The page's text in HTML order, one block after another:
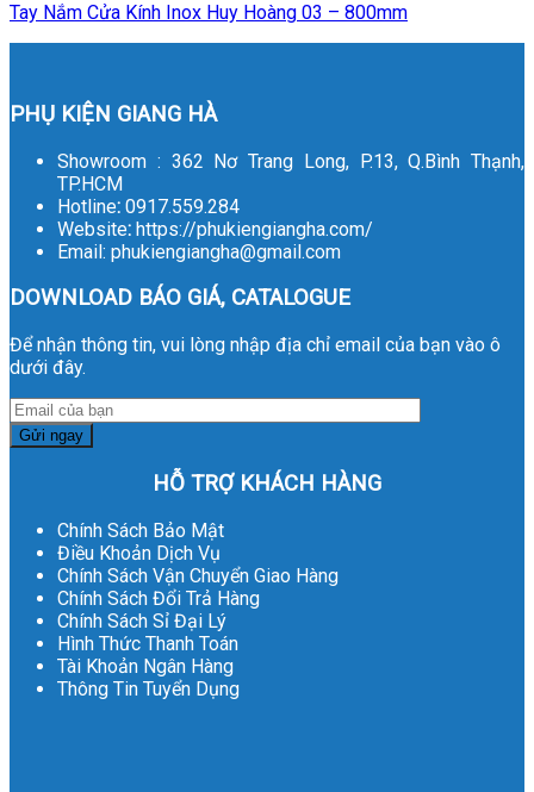
Tay Nắm Cửa Kính Inox Huy Hoàng 03 – 800mm
PHỤ KIỆN GIANG HÀ
Showroom : 362 Nơ Trang Long, P.13, Q.Bình Thạnh,
TP.HCM
Hotline: 0917.559.284
Website: https://phukiengiangha.com/
Email: phukiengiangha@gmail.com
DOWNLOAD BÁO GIÁ, CATALOGUE
Để nhận thông tin, vui lòng nhập địa chỉ email của bạn vào ô
dưới đây.
HỖ TRỢ KHÁCH HÀNG
Chính Sách Bảo Mật
Điều Khoản Dịch Vụ
Chính Sách Vận Chuyển Giao Hàng
Chính Sách Đổi Trả Hàng
Chính Sách Sỉ Đại Lý
Hình Thức Thanh Toán
Tài Khoản Ngân Hàng
Thông Tin Tuyển Dụng